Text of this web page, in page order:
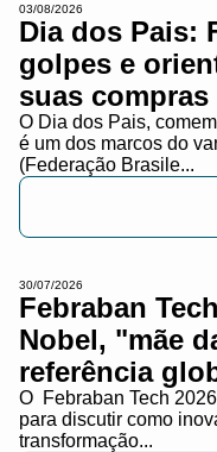
03/08/2026
Dia dos Pais:
golpes e
suas compras
O Dia dos Pais,
é um dos marcos do
(Federação Brasile...
30/07/2026
Febraban
Nobel, "mãe
referência
O Febraban Tech
para discutir como
transformação...